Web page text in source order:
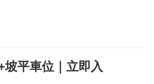
坡平車位｜立即入